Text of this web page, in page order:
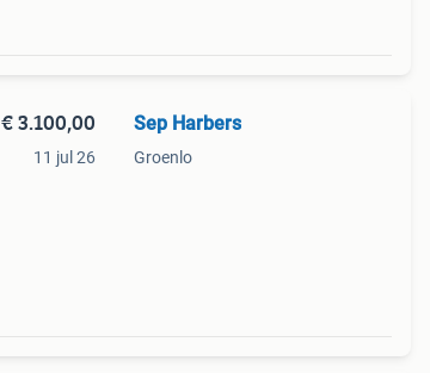
€ 3.100,00
11 jul 26
Sep Harbers
Groenlo